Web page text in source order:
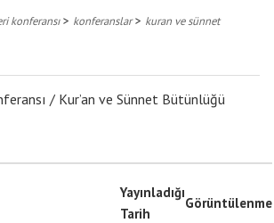
konferansı> konferanslar> kuran ve sünnet
/ Kur’an ve Sünnet Bütünlüğü
Yayınladığı
Tarih
Görüntülenme